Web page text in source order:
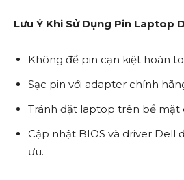
Lưu Ý Khi Sử Dụng Pin Laptop
Không để pin cạn kiệt hoàn
Sạc pin với adapter chính
Tránh đặt laptop trên bề mặt
Cập nhật BIOS và driver Dell
ưu.